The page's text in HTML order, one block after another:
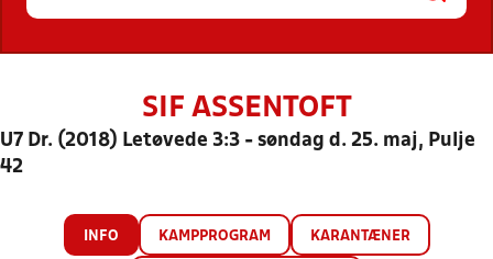
SIF ASSENTOFT
U7 Dr. (2018) Letøvede 3:3 - søndag d. 25. maj, Pulje
42
INFO KAMPPROGRAM KARANTÆNER